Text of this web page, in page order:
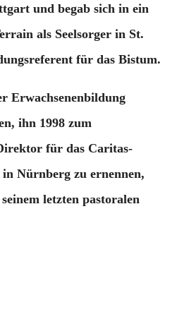
und begab sich in ein
als Seelsorger in St.
für das Bistum.
Erwachsenenbildung
ihn 1998 zum
für das Caritas-
Nürnberg zu ernennen,
letzten pastoralen